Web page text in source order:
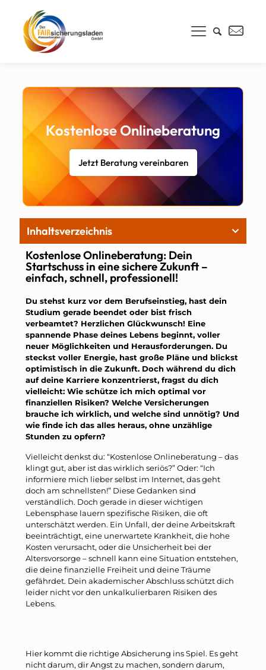
Kostenlose Onlineberatung
Jetzt Beratung vereinbaren
Kostenlose Onlineberatung: Dein
Startschuss in eine sichere Zukunft –
einfach, schnell, professionell!
Du stehst kurz vor dem Berufseinstieg, hast dein
Studium gerade beendet oder bist frisch
verbeamtet? Herzlichen Glückwunsch! Eine
spannende Phase deines Lebens beginnt, voller
neuer Möglichkeiten und Herausforderungen. Du
steckst voller Energie, hast große Pläne und blickst
optimistisch in die Zukunft. Doch während du dich
auf deine Karriere konzentrierst, fragst du dich
vielleicht: Wie schütze ich mich optimal vor
finanziellen Risiken? Welche Versicherungen
brauche ich wirklich, und welche sind unnötig? Und
wie finde ich das alles heraus, ohne unzählige
Stunden zu opfern?
Vielleicht denkst du: “Kostenlose Onlineberatung – das
klingt gut, aber ist das wirklich seriös?” Oder: “Ich
informiere mich lieber selbst im Internet, das geht
doch am schnellsten!” Diese Gedanken sind
verständlich. Doch gerade in dieser wichtigen
Lebensphase lauern spezifische Risiken, die oft
unterschätzt werden. Ein Unfall, der deine Arbeitskraft
beeinträchtigt, eine unerwartete Krankheit, die hohe
Kosten verursacht, oder die Unsicherheit bei der
Altersvorsorge – schnell kann eine Situation entstehen,
die deine finanzielle Freiheit und deine Träume
gefährdet. Dein akademischer Abschluss schützt dich
leider nicht vor den unkalkulierbaren Risiken des
Lebens.
Inhaltsverzeichnis
Hier kommt die richtige Absicherung ins Spiel. Es geht
nicht darum, dir Angst zu machen, sondern darum,